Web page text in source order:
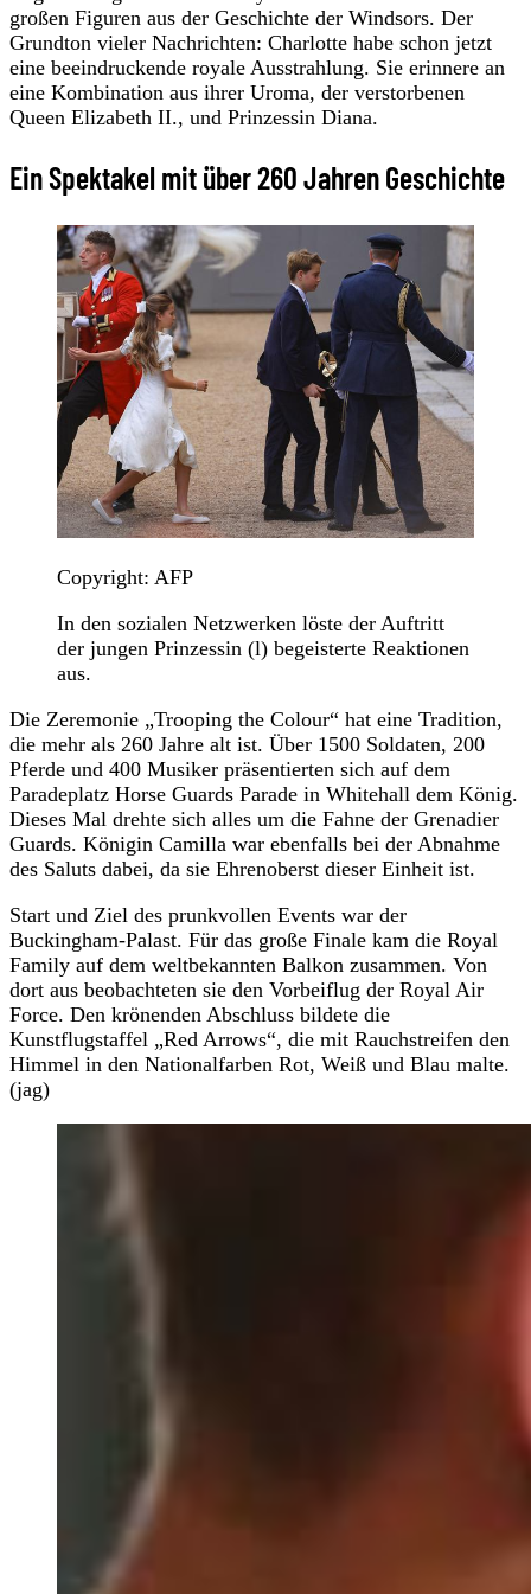
großen Figuren aus der Geschichte der Windsors. Der
Grundton vieler Nachrichten: Charlotte habe schon jetzt
eine beeindruckende royale Ausstrahlung. Sie erinnere an
eine Kombination aus ihrer Uroma, der verstorbenen
Queen Elizabeth II., und Prinzessin Diana.
Ein Spektakel mit über 260 Jahren Geschichte
Copyright: AFP
In den sozialen Netzwerken löste der Auftritt
der jungen Prinzessin (l) begeisterte Reaktionen
aus.
Die Zeremonie „Trooping the Colour“ hat eine Tradition,
die mehr als 260 Jahre alt ist. Über 1500 Soldaten, 200
Pferde und 400 Musiker präsentierten sich auf dem
Paradeplatz Horse Guards Parade in Whitehall dem König.
Dieses Mal drehte sich alles um die Fahne der Grenadier
Guards. Königin Camilla war ebenfalls bei der Abnahme
des Saluts dabei, da sie Ehrenoberst dieser Einheit ist.
Start und Ziel des prunkvollen Events war der
Buckingham-Palast. Für das große Finale kam die Royal
Family auf dem weltbekannten Balkon zusammen. Von
dort aus beobachteten sie den Vorbeiflug der Royal Air
Force. Den krönenden Abschluss bildete die
Kunstflugstaffel „Red Arrows“, die mit Rauchstreifen den
Himmel in den Nationalfarben Rot, Weiß und Blau malte.
(jag)